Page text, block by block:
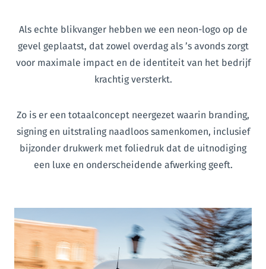
Als echte blikvanger hebben we een neon-logo op de
gevel geplaatst, dat zowel overdag als ’s avonds zorgt
voor maximale impact en de identiteit van het bedrijf
krachtig versterkt.
Zo is er een totaalconcept neergezet waarin branding,
signing en uitstraling naadloos samenkomen, inclusief
bijzonder drukwerk met foliedruk dat de uitnodiging
een luxe en onderscheidende afwerking geeft.